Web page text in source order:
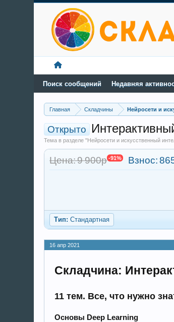
Главная Складчины Нейросети и
Открыто
Тема в разделе "Нейросети и искусственный
Цена: 9 900р -91% Взнос:
Тип: Стандартная
16 апр 2021
Складчина:
11 тем. Все, что нужно
Основы Deep Learning
Поиск сообщений Недавняя